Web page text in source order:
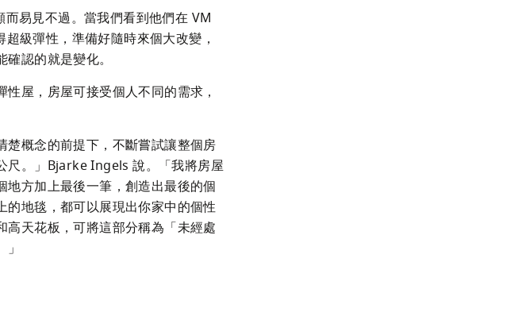
易見不過。當我們看到他們在 VM
級彈性，準備好隨時來個大改變，
認的就是變化。
屋，房屋可接受個人不同的需求，
楚概念的前提下，不斷嘗試讓整個房
尺。」Bjarke Ingels 說。「我將房屋
方加上最後一筆，創造出最後的個
地毯，都可以展現出你家中的個性
天花板，可將這部分稱為「未經處